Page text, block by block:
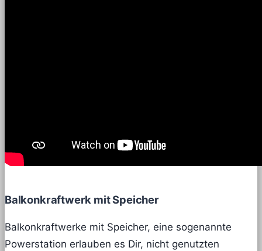
Balkonkraftwerk mit Speicher
Balkonkraftwerke mit Speicher, eine sogenannte
Powerstation erlauben es Dir, nicht genutzten